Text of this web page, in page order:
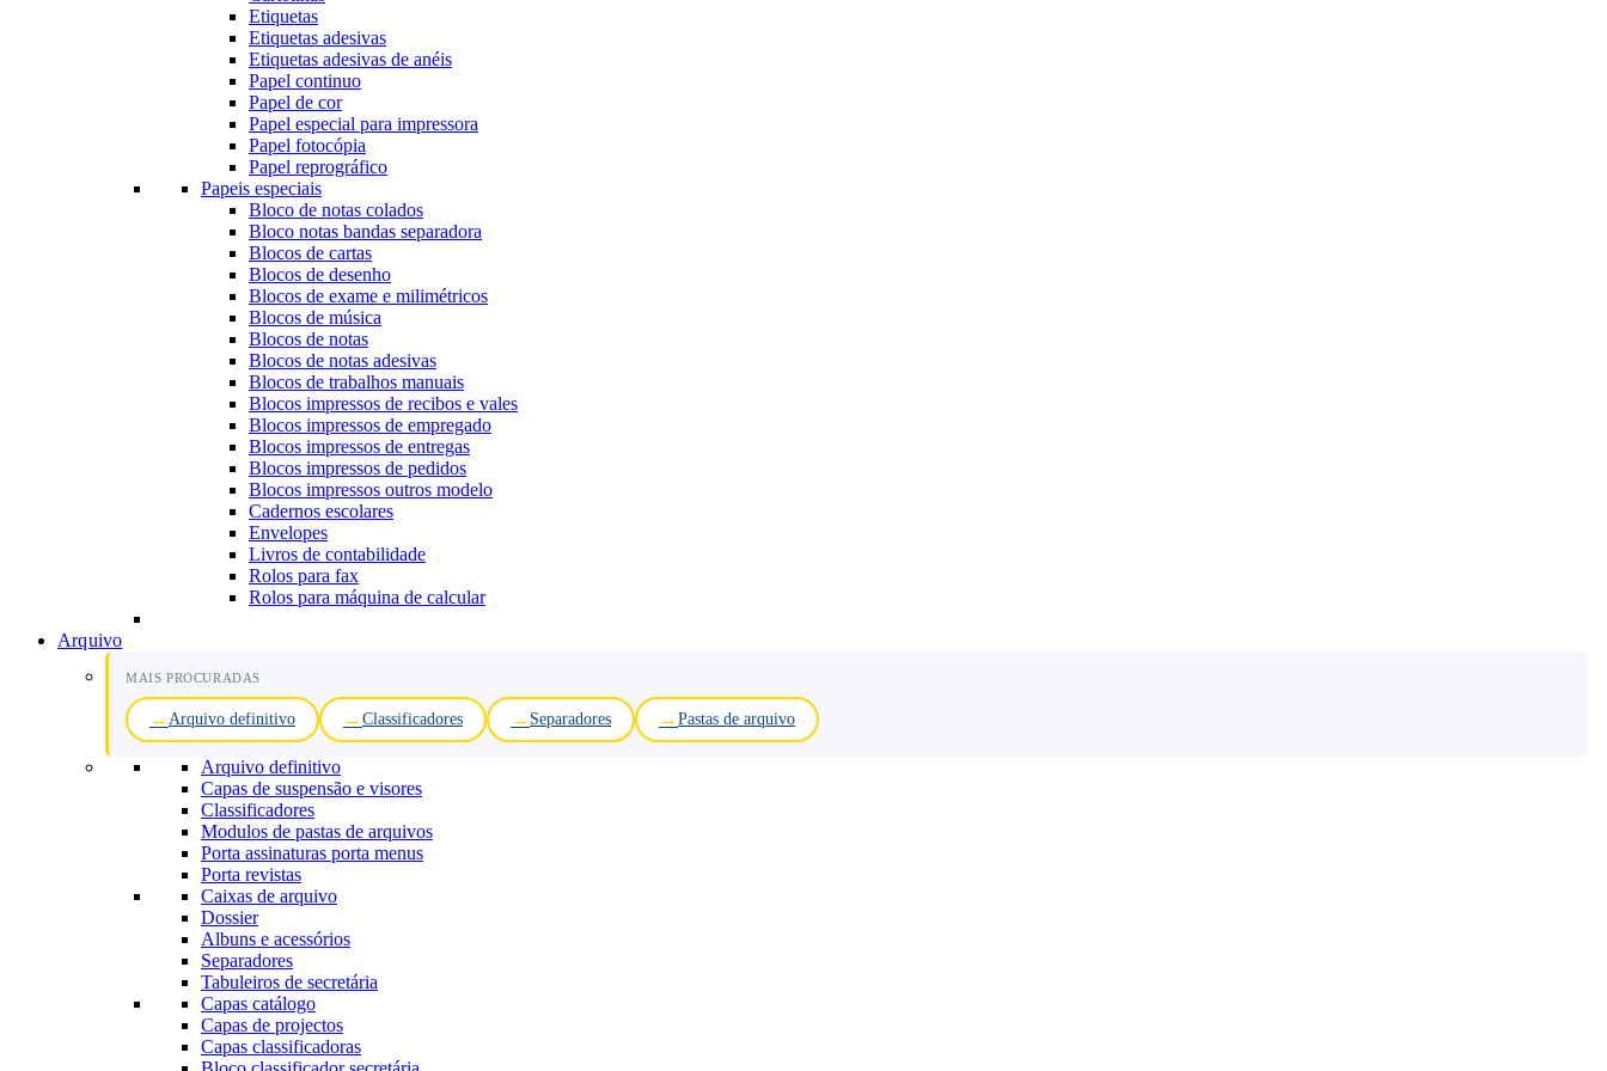
Etiquetas
Etiquetas adesivas
Etiquetas adesivas de anéis
Papel continuo
Papel de cor
Papel especial para impressora
Papel fotocópia
Papel reprográfico
Papeis especiais
Bloco de notas colados
Bloco notas bandas separadora
Blocos de cartas
Blocos de desenho
Blocos de exame e milimétricos
Blocos de música
Blocos de notas
Blocos de notas adesivas
Blocos de trabalhos manuais
Blocos impressos de recibos e vales
Blocos impressos de empregado
Blocos impressos de entregas
Blocos impressos de pedidos
Blocos impressos outros modelo
Cadernos escolares
Envelopes
Livros de contabilidade
Rolos para fax
Rolos para máquina de calcular
Arquivo
MAIS PROCURADAS
Arquivo definitivo Classificadores Separadores Pastas de arquivo
Arquivo definitivo
Capas de suspensão e visores
Classificadores
Modulos de pastas de arquivos
Porta assinaturas porta menus
Porta revistas
Caixas de arquivo
Dossier
Albuns e acessórios
Separadores
Tabuleiros de secretária
Capas catálogo
Capas de projectos
Capas classificadoras